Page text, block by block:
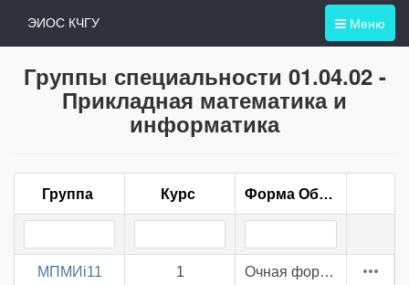
Меню
ЭИОС КЧГУ
Группы специальности 01.04.02 -
Прикладная математика и
информатика
Группа Курс Форма Обучения
МПМИi11 1 Очная форма